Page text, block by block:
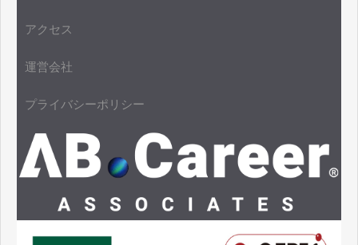
アクセス
運営会社
プライバシーポリシー